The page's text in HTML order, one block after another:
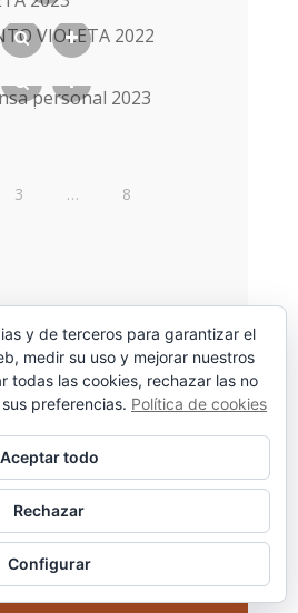
VIOLETA 2023
VIOLETA 2022
MISLATA
PERSONAL
3 … 8
y de terceros para garantizar el
medir su uso y mejorar nuestros
todas las cookies, rechazar las no
preferencias. Política de cookies
Aceptar todo
Rechazar
Configurar